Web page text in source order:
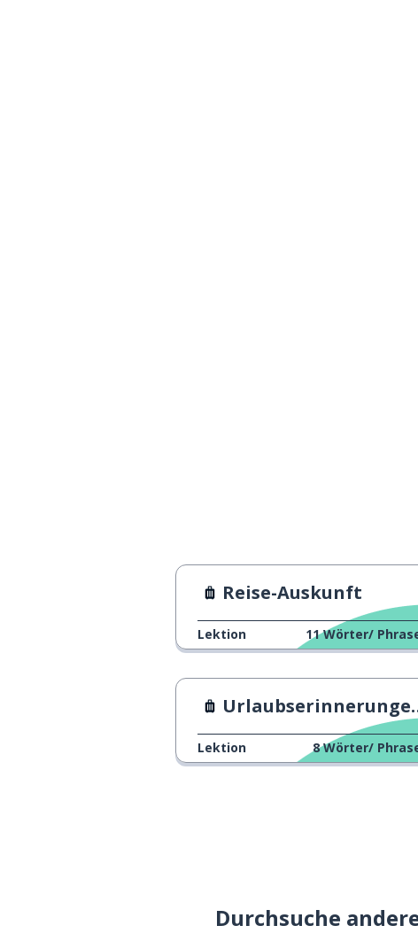
ein kleines bisschen
Reise-Auskunft
Lektion 11 Wörter/
Urlaubserinnerungen 1
Lektion 8 Wörter/
Durchsuche